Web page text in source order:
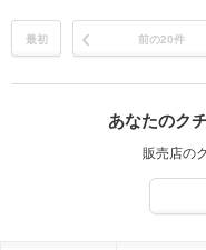
最初 前の20件
あなたのク
販売店の